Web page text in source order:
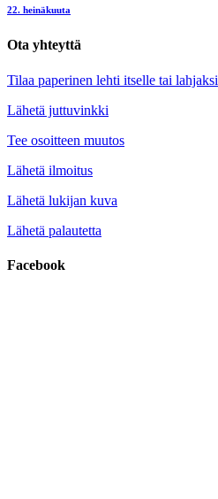
22. heinäkuuta
Ota yhteyttä
Tilaa paperinen lehti itselle tai lahjaksi
Lähetä juttuvinkki
Tee osoitteen muutos
Lähetä ilmoitus
Lähetä lukijan kuva
Lähetä palautetta
Facebook